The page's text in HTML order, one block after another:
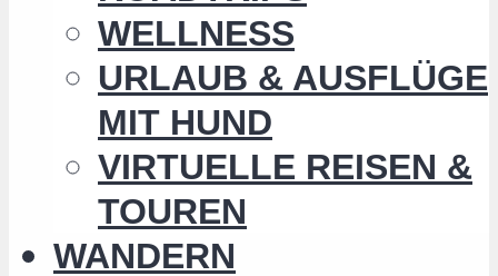
WELLNESS
URLAUB & AUSFLÜGE
MIT HUND
VIRTUELLE REISEN &
TOUREN
WANDERN